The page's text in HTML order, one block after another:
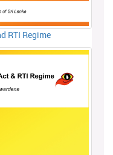
RTI Regime